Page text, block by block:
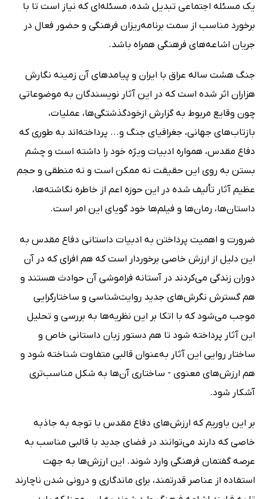
یک مسئله اجتماعی تبدیل شده، مسئله‌ای که نیاز است تا با
برخورد مناسب از سمت برنامه‌ریزان فرهنگی و حضور فعال در
جریان اشاعه‌های فرهنگی همراه باشد.
جنگ هشت ساله عراق با ایران و پیامدهای آن زمینه نگارش
هزاران اثر شده است که در این آثار نویسندگان به موضوعاتی
چون وقایع مربوط به گزارش ازخودگذشتگی‌ها، عملیات،
بازتاب‌های جهانی، جغرافیای جنگ و... پرداخته‌اند به‌ طوری که
دفاع مقدس، همواره ادبیات ویژه خود را داشته است و چشم
بستن به روی این حقیقت نه ممکن است و نه منطقی و حجم
عظیم آثار تألیف شده در این حوزه اعم از خاطره نگاشته‌ها،
داستان‌ها، رمان‌ها و فیلم‌ها خود گویای این امر است.
ضرورت و اهمیت پرداختن به ادبیات داستانی دفاع مقدس به
این دلیل از ارزش خاصی برخوردار است که هم افرای که در آن
دوران زندگی می‌کردند در آستانه فراموشی آن حوادث هستند و
هم گسترش نگرش‌های جدید روایت‌شناسی و ساختارگرایی
موجب می‌شود که با اتکا بر این نظریه‌ها به بررسی و تحلیل
این آثار پرداخته شود تا هم دستور زبان داستانی خاص و
ساختار روایی این آثار به‌عنوان قالبی متفاوت شناخته شود و
هم ارزش‌های معنوی - ساختاری آن‌ها به شکل مناسب‌تری
آشکار شود.
بر این باوریم که ارزش‌های دفاع مقدس با توجه به جاذبه
خاصی که دارند می‌توانند در فضای جدید با قالبی مناسب به
عرصه گفتمان فرهنگی وارد شوند. این ارزش‌ها به جهت
استفاده از عناصر قدرتمند، برای ماندگاری و درونی شدن ناچارند